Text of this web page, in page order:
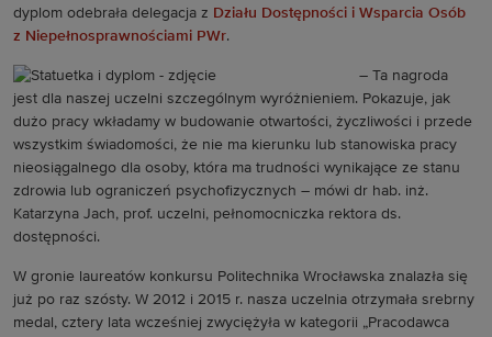
dyplom odebrała delegacja z Działu Dostępności i Wsparcia Osób
z Niepełnosprawnościami PWr.
– Ta nagroda
jest dla naszej uczelni szczególnym wyróżnieniem. Pokazuje, jak
dużo pracy wkładamy w budowanie otwartości, życzliwości i przede
wszystkim świadomości, że nie ma kierunku lub stanowiska pracy
nieosiągalnego dla osoby, która ma trudności wynikające ze stanu
zdrowia lub ograniczeń psychofizycznych – mówi dr hab. inż.
Katarzyna Jach, prof. uczelni, pełnomocniczka rektora ds.
dostępności.
W gronie laureatów konkursu Politechnika Wrocławska znalazła się
już po raz szósty. W 2012 i 2015 r. nasza uczelnia otrzymała srebrny
medal, cztery lata wcześniej zwyciężyła w kategorii „Pracodawca